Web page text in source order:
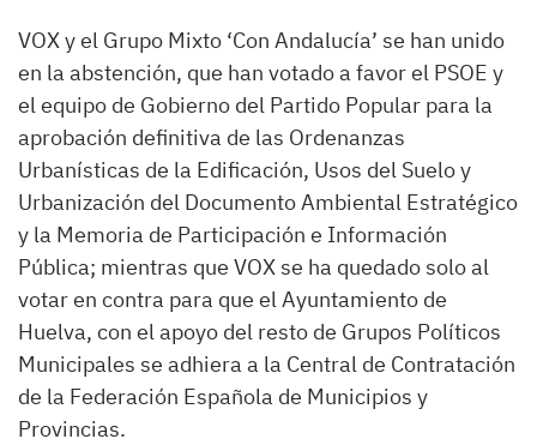
VOX y el Grupo Mixto ‘Con Andalucía’ se han unido
en la abstención, que han votado a favor el PSOE y
el equipo de Gobierno del Partido Popular para la
aprobación definitiva de las Ordenanzas
Urbanísticas de la Edificación, Usos del Suelo y
Urbanización del Documento Ambiental Estratégico
y la Memoria de Participación e Información
Pública; mientras que VOX se ha quedado solo al
votar en contra para que el Ayuntamiento de
Huelva, con el apoyo del resto de Grupos Políticos
Municipales se adhiera a la Central de Contratación
de la Federación Española de Municipios y
Provincias.